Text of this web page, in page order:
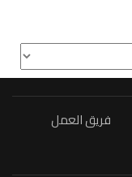
فريق العمل